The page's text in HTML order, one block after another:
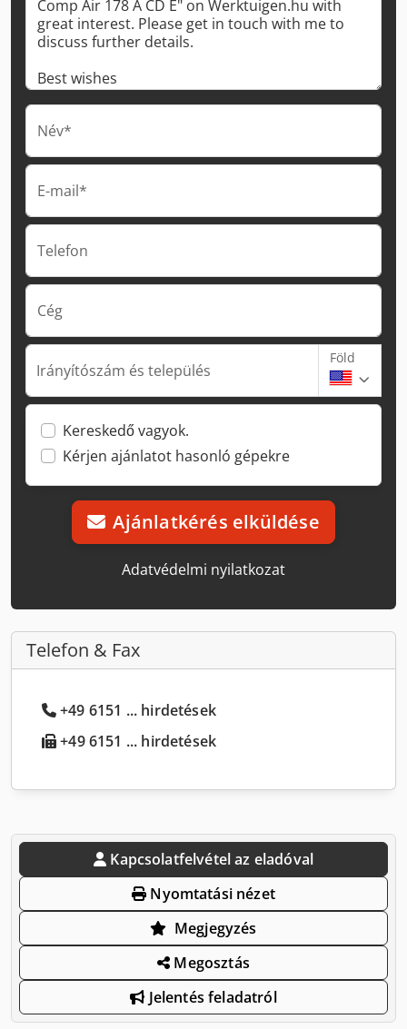
Név*
E-mail*
Telefon
Cég
Irányítószám és település
Föld
Kereskedő vagyok.
Kérjen ajánlatot hasonló gépekre
Ajánlatkérés elküldése
Adatvédelmi nyilatkozat
Telefon & Fax
+49 6151 ... hirdetések
+49 6151 ... hirdetések
Kapcsolatfelvétel az eladóval
Nyomtatási nézet
Megjegyzés
Megosztás
Jelentés feladatról